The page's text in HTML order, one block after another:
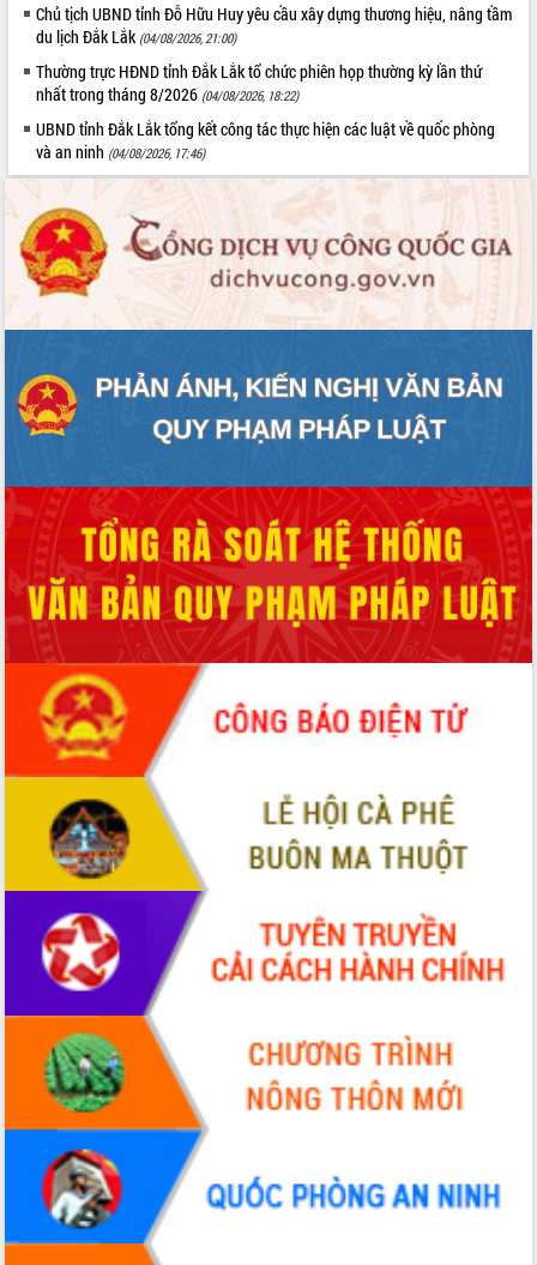
Chủ tịch UBND tỉnh Đỗ Hữu Huy yêu cầu xây dựng thương hiệu, nâng tầm
du lịch Đắk Lắk (04/08/2026, 21:00)
Thường trực HĐND tỉnh Đắk Lắk tổ chức phiên họp thường kỳ lần thứ
nhất trong tháng 8/2026 (04/08/2026, 18:22)
UBND tỉnh Đắk Lắk tổng kết công tác thực hiện các luật về quốc phòng
và an ninh (04/08/2026, 17:46)